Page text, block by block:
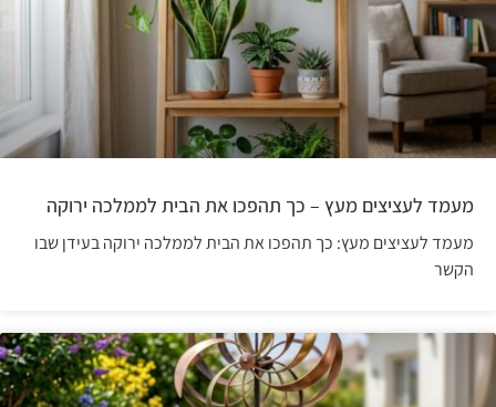
מעמד לעציצים מעץ – כך תהפכו את הבית לממלכה ירוקה
מעמד לעציצים מעץ: כך תהפכו את הבית לממלכה ירוקה בעידן שבו
הקשר